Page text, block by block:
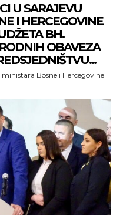
U SARAJEVU
I HERCEGOVINE
BH.
OBAVEZA
Bosne i Hercegovine